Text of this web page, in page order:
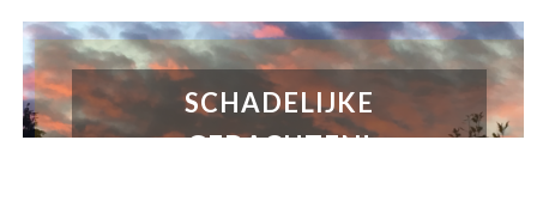
SCHADELIJKE
GEDACHTEN!